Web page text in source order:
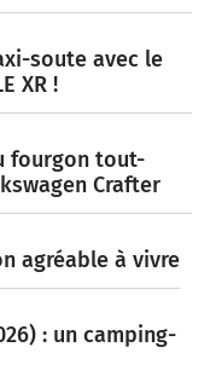
soute avec le
XR !
fourgon tout-
Crafter
agréable à vivre
: un camping-